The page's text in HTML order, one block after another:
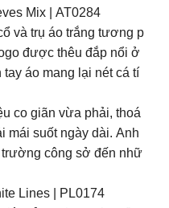
Mix | AT0284
và trụ áo trắng tương p
được thêu đắp nổi ở
áo mang lại nét cá tí
co giãn vừa phải, thoá
mái suốt ngày dài. Anh
công sở đến nhữ
Lines | PL0174